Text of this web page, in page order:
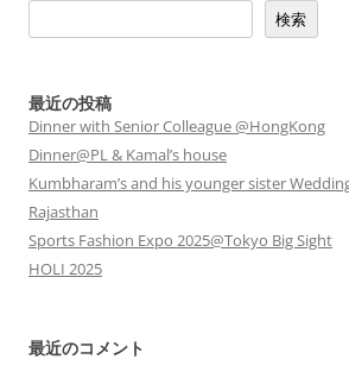
検索
最近の投稿
Dinner with Senior Colleague @HongKong
Dinner@PL & Kamal’s house
Kumbharam’s and his younger sister
Rajasthan
Sports Fashion Expo 2025@Tokyo Big Sight
HOLI 2025
最近のコメント